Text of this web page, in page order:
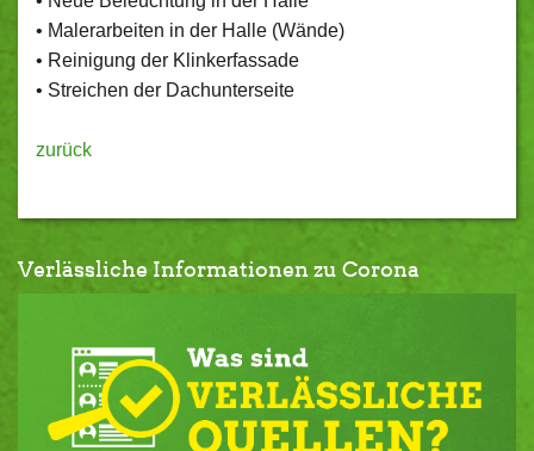
• Malerarbeiten in der Halle (Wände)
• Reinigung der Klinkerfassade
• Streichen der Dachunterseite
zurück
Verlässliche Informationen zu Corona